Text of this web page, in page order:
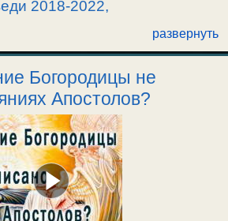
2018-2022,
развернуть
Богородицы не
Апостолов?